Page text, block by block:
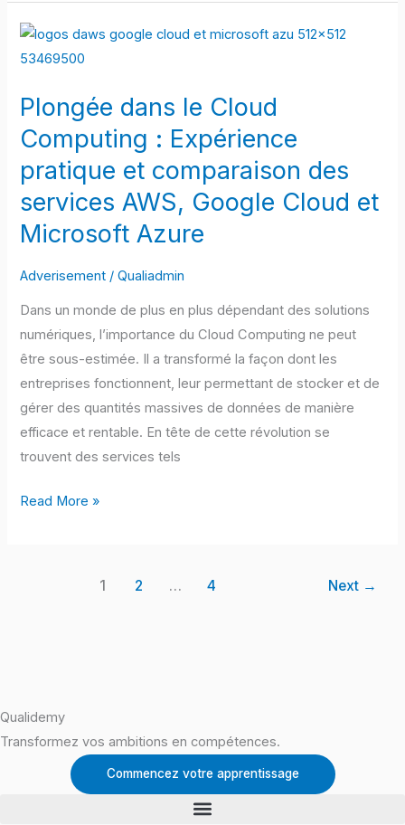
Plongée dans le Cloud
Computing : Expérience
pratique et comparaison des
services AWS, Google Cloud et
Microsoft Azure
Adverisement /Qualiadmin
Dans un monde de plus en plus dépendant des solutions
numériques, l’importance du Cloud Computing ne peut
être sous-estimée. Il a transformé la façon dont les
entreprises fonctionnent, leur permettant de stocker et de
gérer des quantités massives de données de manière
efficace et rentable. En tête de cette révolution se
trouvent des services tels
Plongée
dans
Cloud
Computing
Expérience
pratique
et
des
services
AWS,
Google
Cloud
et
Microsoft
Azure
Read More »
1 2 … 4 Next →
Qualidemy
Transformez vos ambitions en compétences.
Commencez votre apprentissage